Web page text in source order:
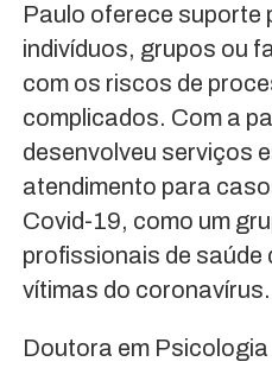
Paulo oferece suporte
indivíduos, grupos ou
com os riscos de
complicados. Com a
desenvolveu serviços
atendimento para
Covid-19, como um
profissionais de saúde
vítimas do coronavírus.
Doutora em